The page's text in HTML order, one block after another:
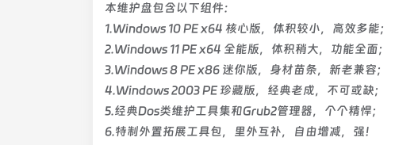
本维护盘包含以下组件：
1.Windows 10 PE x64 核心版，体积较小，高效多能；
2.Windows 11 PE x64 全能版，体积稍大，功能全面；
3.Windows 8 PE x86 迷你版，身材苗条，新老兼容；
4.Windows 2003 PE 珍藏版，经典老成，不可或缺；
5.经典Dos类维护工具集和Grub2管理器，个个精悍；
6.特制外置拓展工具包，里外互补，自由增减，强！